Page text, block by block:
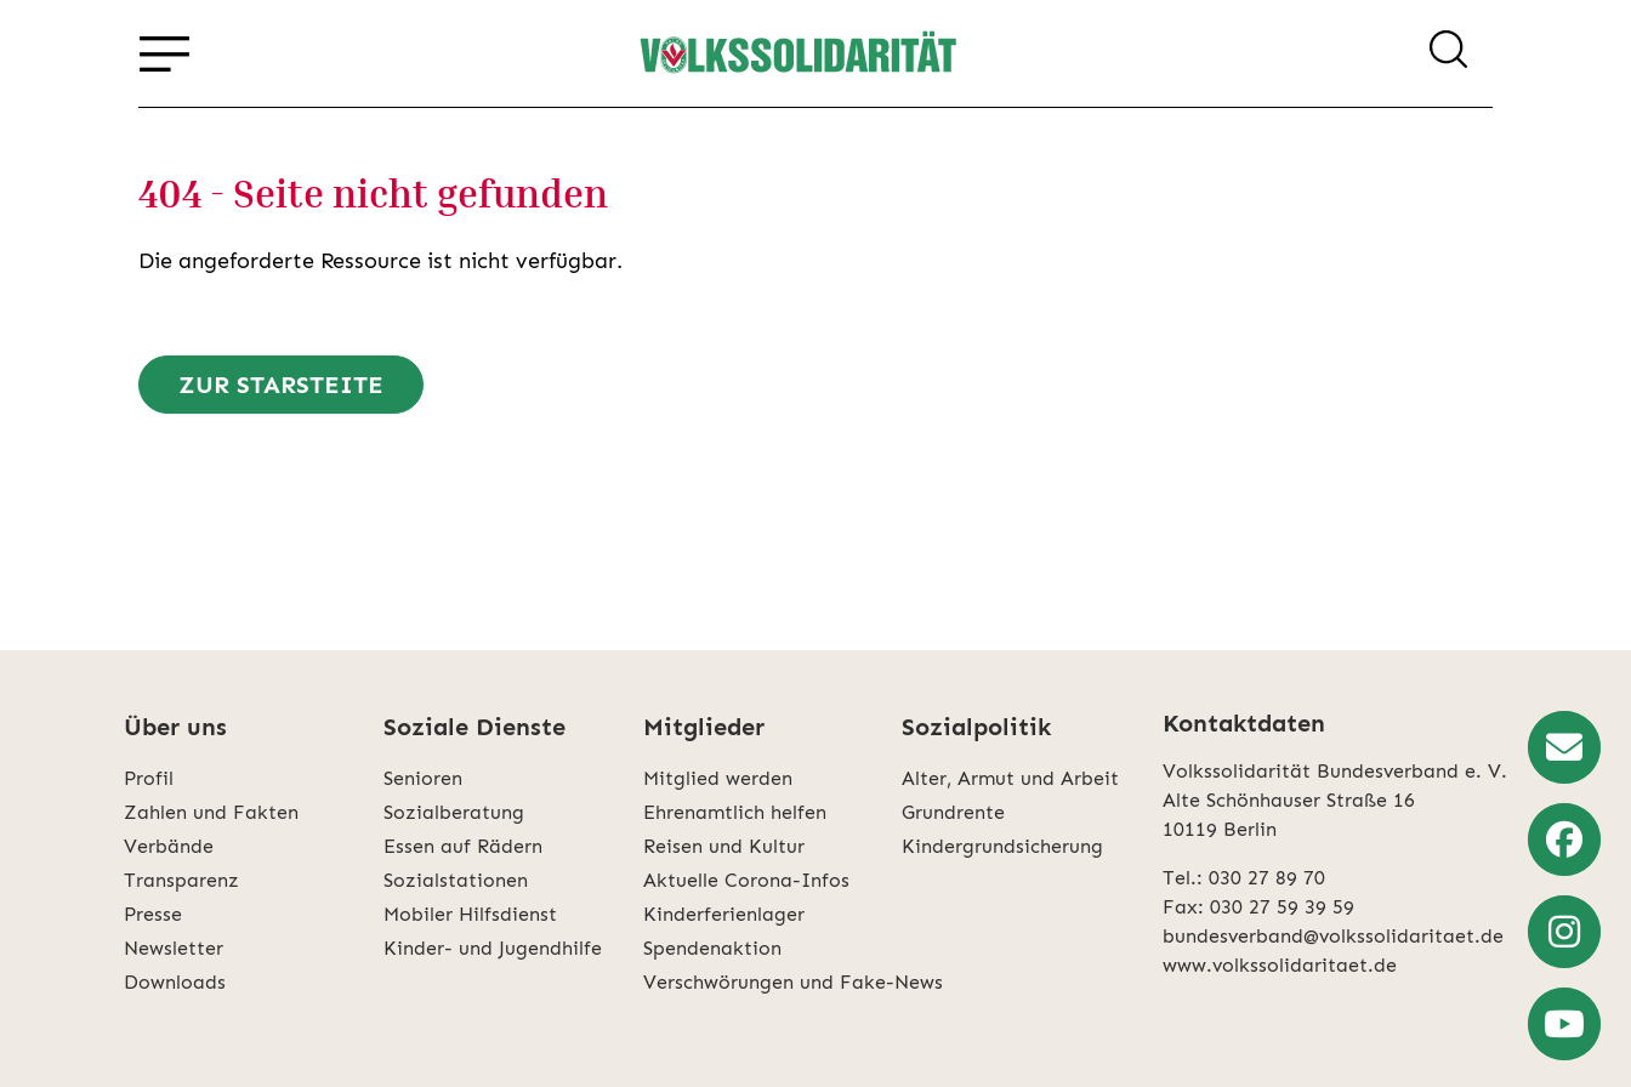
404 - Seite nicht gefunden
Die angeforderte Ressource ist nicht verfügbar.
ZUR STARSTEITE
Über uns
Profil
Zahlen und Fakten
Verbände
Transparenz
Presse
Newsletter
Downloads
Soziale Dienste
Senioren
Sozialberatung
Essen auf Rädern
Sozialstationen
Mobiler Hilfsdienst
Kinder- und Jugendhilfe
Mitglieder
Mitglied werden
Ehrenamtlich helfen
Reisen und Kultur
Aktuelle Corona-Infos
Kinderferienlager
Spendenaktion
Verschwörungen und Fake-News
Sozialpolitik
Alter, Armut und Arbeit
Grundrente
Kindergrundsicherung
Kontaktdaten
Volkssolidarität Bundesverband e. V.
Alte Schönhauser Straße 16
10119 Berlin
Tel.: 030 27 89 70
Fax: 030 27 59 39 59
bundesverband@volkssolidaritaet.de
www.volkssolidaritaet.de
Weiter
zu
Facebook
Weiter
zu